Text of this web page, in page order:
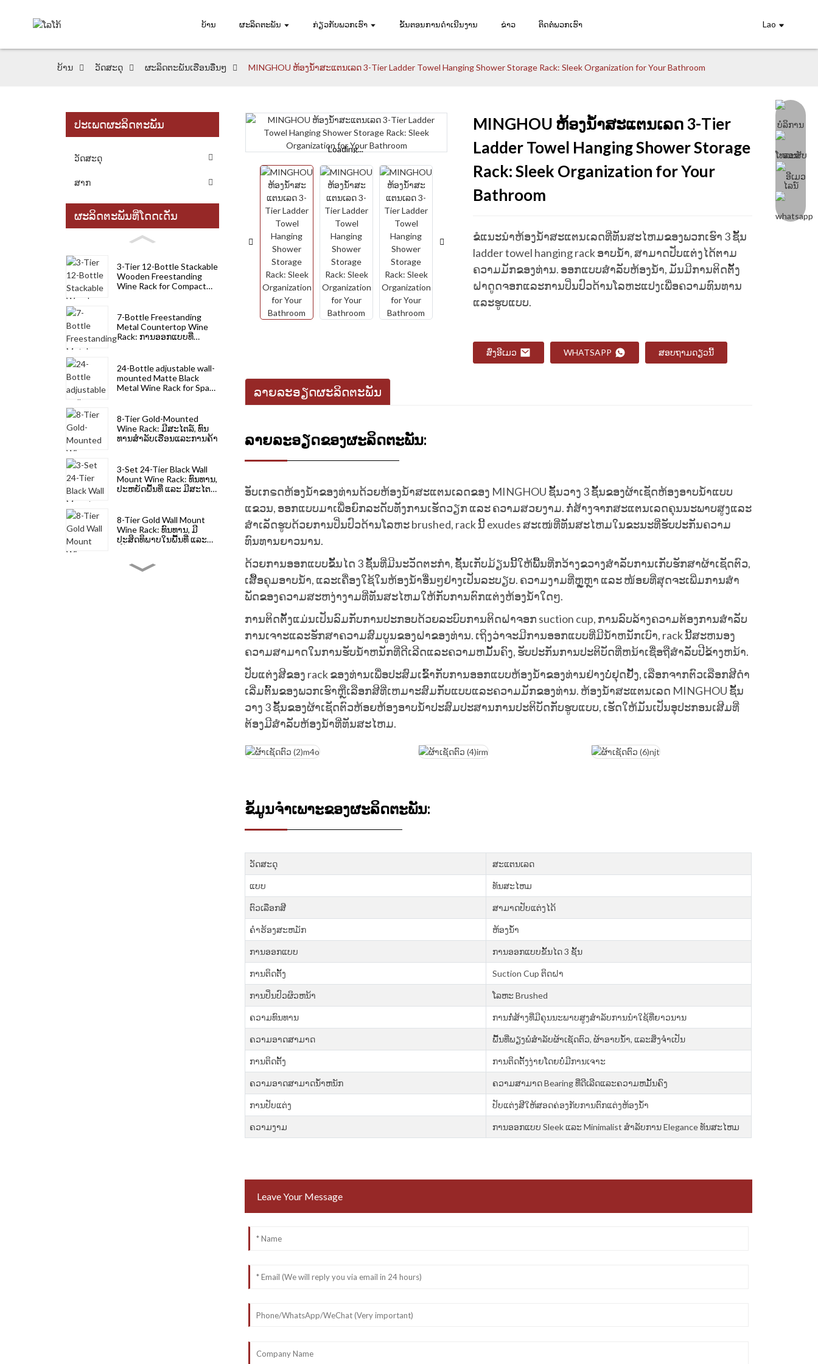
ບ້ານ ຜະລິດຕະພັນ ກ່ຽວກັບພວກເຮົາ ຂັ້ນຕອນການດໍາເນີນງານ ຂ່າວ ຕິດຕໍ່ພວກເຮົາ Lao
ບ້ານ ວັດສະດຸ ຜະລິດຕະພັນເຮືອນອື່ນໆ MINGHOU ຫ້ອງນ້ໍາສະແຕນເລດ 3-Tier Ladder Towel Hanging Shower Storage Rack: Sleek Organization for Your Bathroom
ປະເພດຜະລິດຕະພັນ
ວັດສະດຸ
ສາກ
ຜະລິດຕະພັນທີ່ໂດດເດັ່ນ
3-Tier 12-Bottle Stackable
Wooden Freestanding
Wine Rack for Compact
7-Bottle Freestanding
Metal Countertop Wine
Rack: ການອອກແບບທີ່
24-Bottle adjustable wall-
mounted Matte Black
Metal Wine Rack for Space
8-Tier Gold-Mounted
Wine Rack: ມີສະໄຕລ໌, ທົນ
ທານສໍາລັບເຮືອນແລະການຄ້າ
3-Set 24-Tier Black Wall
Mount Wine Rack: ທົນທານ,
ປະຫຍັດພື້ນທີ່ ແລະ ມີສະໄຕລ໌
8-Tier Gold Wall Mount
Wine Rack: ທົນທານ, ມີ
ປະສິດທິພາບໃນພື້ນທີ່ ແລະ
8-Tier Black Wall Mount
Loading...
Loading... Loading...
Loading... Loading...
Loading...
MINGHOU ຫ້ອງນ້ໍາສະແຕນເລດ 3-Tier
Ladder Towel Hanging Shower Storage
Rack: Sleek Organization for Your
Bathroom
ຂໍແນະນໍາຫ້ອງນ້ໍາສະແຕນເລດທີ່ທັນສະໄຫມຂອງພວກເຮົາ 3 ຊັ້ນ
ladder towel hanging rack ອາບນ້ໍາ, ສາມາດປັບແຕ່ງໄດ້ຕາມ
ຄວາມມັກຂອງທ່ານ. ອອກແບບສໍາລັບຫ້ອງນ້ໍາ, ມັນມີການຕິດຕັ້ງ
ຝາດູດຈອກແລະການປິ່ນປົວດ້ານໂລຫະແປງເພື່ອຄວາມທົນທານ
ແລະຮູບແບບ.
ສົ່ງອີເມວ WHATSAPP ສອບຖາມດຽວນີ້
ລາຍ​ລະ​ອຽດ​ຜະ​ລິດ​ຕະ​ພັນ​
ລາຍລະອຽດຂອງຜະລິດຕະພັນ:
ອັບເກຣດຫ້ອງນ້ຳຂອງທ່ານດ້ວຍຫ້ອງນ້ຳສະແຕນເລດຂອງ MINGHOU ຊັ້ນວາງ 3 ຊັ້ນຂອງຜ້າເຊັດຫ້ອງອາບນ້ຳແບບ
ແຂວນ, ອອກແບບມາເພື່ອຍົກລະດັບທັງການເຮັດວຽກ ແລະ ຄວາມສວຍງາມ. ກໍ່ສ້າງຈາກສະແຕນເລດຄຸນນະພາບສູງແລະ
ສໍາເລັດຮູບດ້ວຍການປິ່ນປົວດ້ານໂລຫະ brushed, rack ນີ້ exudes ສະເໜ່ທີ່ທັນສະໄຫມໃນຂະນະທີ່ຮັບປະກັນຄວາມ
ທົນທານຍາວນານ.
ດ້ວຍການອອກແບບຂັ້ນໄດ 3 ຊັ້ນທີ່ມີນະວັດຕະກໍາ, ຊັ້ນເກັບມ້ຽນນີ້ໃຫ້ພື້ນທີ່ກວ້າງຂວາງສໍາລັບການເກັບຮັກສາຜ້າເຊັດຕົວ,
ເສື້ອຄຸມອາບນໍ້າ, ແລະເຄື່ອງໃຊ້ໃນຫ້ອງນໍ້າອື່ນໆຢ່າງເປັນລະບຽບ. ຄວາມງາມທີ່ຫຼູຫຼາ ແລະ ໜ້ອຍທີ່ສຸດຈະເພີ່ມການສໍາ
ພັດຂອງຄວາມສະຫງ່າງາມທີ່ທັນສະໄຫມໃຫ້ກັບການຕົກແຕ່ງຫ້ອງນ້ໍາໃດໆ.
ການ​ຕິດ​ຕັ້ງ​ແມ່ນ​ເປັນ​ລົມ​ກັບ​ການ​ປະ​ກອບ​ດ້ວຍ​ລະ​ບົບ​ການ​ຕິດ​ຝາ​ຈອກ suction cup​, ການ​ລົບ​ລ້າງ​ຄວາມ​ຕ້ອງ​ການ​ສໍາ​ລັບ​
ການ​ເຈາະ​ແລະ​ຮັກ​ສາ​ຄວາມ​ສົມ​ບູນ​ຂອງ​ຝາ​ຂອງ​ທ່ານ​. ເຖິງວ່າຈະມີການອອກແບບທີ່ມີນ້ໍາຫນັກເບົາ, rack ນີ້ສະຫນອງ
ຄວາມສາມາດໃນການຮັບນ້ໍາຫນັກທີ່ດີເລີດແລະຄວາມຫມັ້ນຄົງ, ຮັບປະກັນການປະຕິບັດທີ່ຫນ້າເຊື່ອຖືສໍາລັບປີຂ້າງຫນ້າ.
ປັບແຕ່ງສີຂອງ rack ຂອງທ່ານເພື່ອປະສົມເຂົ້າກັບການອອກແບບຫ້ອງນ້ໍາຂອງທ່ານຢ່າງບໍ່ຢຸດຢັ້ງ, ເລືອກຈາກຕົວເລືອກສີດໍາ
ເລີ່ມຕົ້ນຂອງພວກເຮົາຫຼືເລືອກສີທີ່ເຫມາະສົມກັບແບບແລະຄວາມມັກຂອງທ່ານ. ຫ້ອງນ້ໍາສະແຕນເລດ MINGHOU ຊັ້ນ
ວາງ 3 ຊັ້ນຂອງຜ້າເຊັດຕົວຫ້ອຍຫ້ອງອາບນ້ໍາປະສົມປະສານການປະຕິບັດກັບຮູບແບບ, ເຮັດໃຫ້ມັນເປັນອຸປະກອນເສີມທີ່
ຕ້ອງມີສໍາລັບຫ້ອງນ້ໍາທີ່ທັນສະໄຫມ.
ຂໍ້ມູນຈໍາເພາະຂອງຜະລິດຕະພັນ:
ວັດສະດຸ ສະແຕນເລດ
ແບບ ທັນສະໄຫມ
ຕົວເລືອກສີ ສາມາດປັບແຕ່ງໄດ້
ຄໍາຮ້ອງສະຫມັກ ຫ້ອງນ້ຳ
ການອອກແບບ ການອອກແບບຂັ້ນໄດ 3 ຊັ້ນ
ການຕິດຕັ້ງ Suction Cup ຕິດຝາ
ການປິ່ນປົວຜິວຫນ້າ ໂລຫະ Brushed
ຄວາມທົນທານ ການກໍ່ສ້າງທີ່ມີຄຸນນະພາບສູງສໍາລັບການນໍາໃຊ້ທີ່ຍາວນານ
ຄວາມອາດສາມາດ ພື້ນທີ່ພຽງພໍສໍາລັບຜ້າເຊັດຕົວ, ຜ້າອາບນໍ້າ, ແລະສິ່ງຈໍາເປັນ
ການຕິດຕັ້ງ ການຕິດຕັ້ງງ່າຍໂດຍບໍ່ມີການເຈາະ
ຄວາມອາດສາມາດນ້ໍາຫນັກ ຄວາມ​ສາ​ມາດ Bearing ທີ່​ດີ​ເລີດ​ແລະ​ຄວາມ​ຫມັ້ນ​ຄົງ​
ການປັບແຕ່ງ ປັບແຕ່ງສີໃຫ້ສອດຄ່ອງກັບການຕົກແຕ່ງຫ້ອງນ້ຳ
ຄວາມງາມ ການ​ອອກ​ແບບ Sleek ແລະ Minimalist ສໍາ​ລັບ​ການ Elegance ທັນ​ສະ​ໄຫມ​
Leave Your Message